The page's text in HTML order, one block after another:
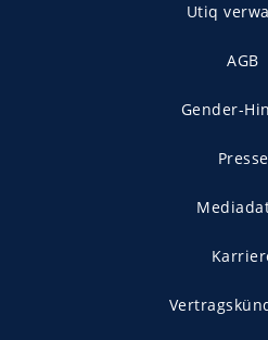
Utiq
AGB
Gender-
Presse